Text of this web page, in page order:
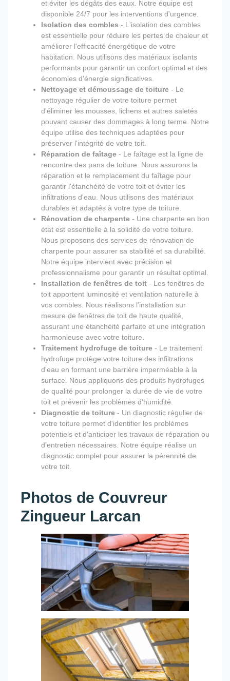
et éviter les dégâts des eaux. Notre équipe est
disponible 24/7 pour les interventions d'urgence.
Isolation des combles - L'isolation des combles
est essentielle pour réduire les pertes de chaleur et
améliorer l'efficacité énergétique de votre
habitation. Nous utilisons des matériaux isolants
performants pour garantir un confort optimal et des
économies d'énergie significatives.
Nettoyage et démoussage de toiture - Le
nettoyage régulier de votre toiture permet
d'éliminer les mousses, lichens et autres saletés
pouvant causer des dommages à long terme. Notre
équipe utilise des techniques adaptées pour
préserver l'intégrité de votre toit.
Réparation de faîtage - Le faîtage est la ligne de
rencontre des pans de toiture. Nous assurons la
réparation et le remplacement du faîtage pour
garantir l'étanchéité de votre toit et éviter les
infiltrations d'eau. Nous utilisons des matériaux
durables et adaptés à votre type de toiture.
Rénovation de charpente - Une charpente en bon
état est essentielle à la solidité de votre toiture.
Nous proposons des services de rénovation de
charpente pour assurer sa stabilité et sa durabilité.
Notre équipe intervient avec précision et
professionnalisme pour garantir un résultat optimal.
Installation de fenêtres de toit - Les fenêtres de
toit apportent luminosité et ventilation naturelle à
vos combles. Nous réalisons l'installation sur
mesure de fenêtres de toit de haute qualité,
assurant une étanchéité parfaite et une intégration
harmonieuse avec votre toiture.
Traitement hydrofuge de toiture - Le traitement
hydrofuge protège votre toiture des infiltrations
d'eau en formant une barrière imperméable à la
surface. Nous appliquons des produits hydrofuges
de qualité pour prolonger la durée de vie de votre
toit et prévenir les problèmes d'humidité.
Diagnostic de toiture - Un diagnostic régulier de
votre toiture permet d'identifier les problèmes
potentiels et d'anticiper les travaux de réparation ou
d'entretien nécessaires. Notre équipe réalise un
diagnostic complet pour assurer la pérennité de
votre toit.
Photos de Couvreur
Zingueur Larcan